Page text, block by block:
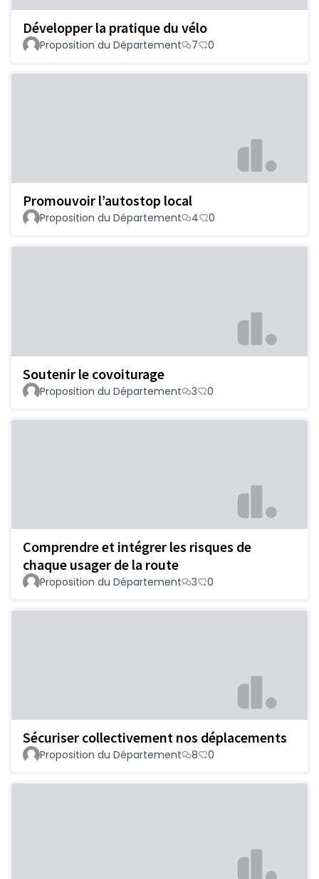
Développer la pratique du vélo
Proposition du Département 7 0
Promouvoir l’autostop local
Proposition du Département 4 0
Soutenir le covoiturage
Proposition du Département 3 0
Comprendre et intégrer les risques de
chaque usager de la route
Proposition du Département 3 0
Sécuriser collectivement nos déplacements
Proposition du Département 8 0